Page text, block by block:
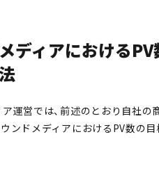
ディアにおけるPV
運営では、前述のとおり自社
ンドメディアにおけるPV数の